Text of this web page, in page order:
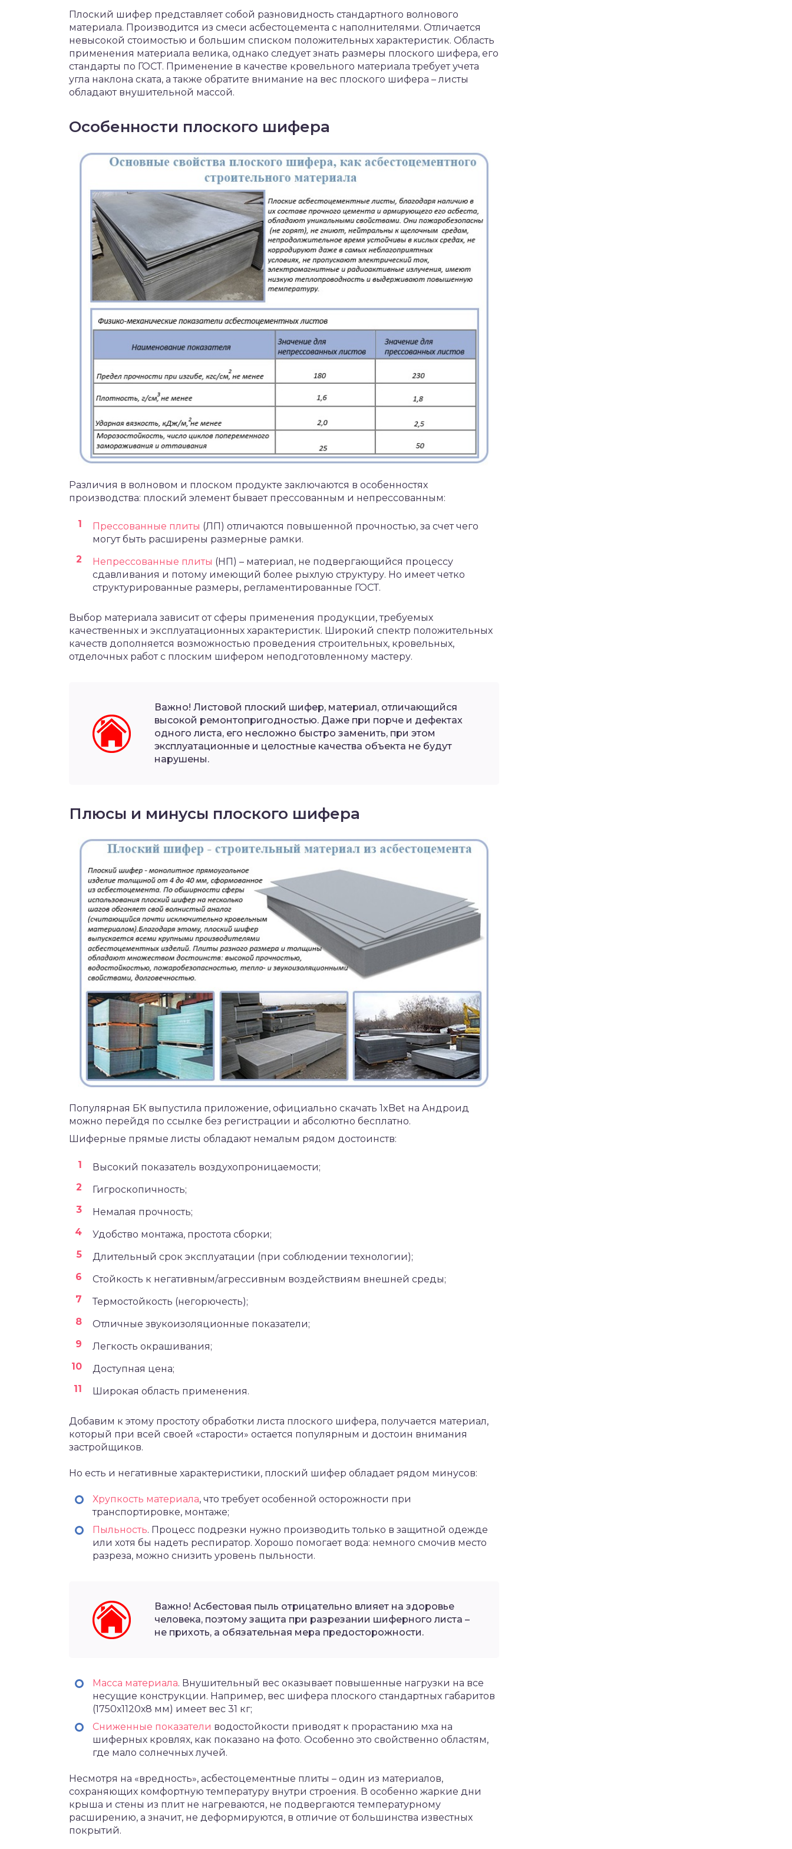
Плоский шифер представляет собой разновидность стандартного волнового
материала. Производится из смеси асбестоцемента с наполнителями. Отличается
невысокой стоимостью и большим списком положительных характеристик. Область
применения материала велика, однако следует знать размеры плоского шифера, его
стандарты по ГОСТ. Применение в качестве кровельного материала требует учета
угла наклона ската, а также обратите внимание на вес плоского шифера – листы
обладают внушительной массой.
Особенности плоского шифера
Различия в волновом и плоском продукте заключаются в особенностях
производства: плоский элемент бывает прессованным и непрессованным:
Прессованные плиты (ЛП) отличаются повышенной прочностью, за счет чего
могут быть расширены размерные рамки.
Непрессованные плиты (НП) – материал, не подвергающийся процессу
сдавливания и потому имеющий более рыхлую структуру. Но имеет четко
структурированные размеры, регламентированные ГОСТ.
Выбор материала зависит от сферы применения продукции, требуемых
качественных и эксплуатационных характеристик. Широкий спектр положительных
качеств дополняется возможностью проведения строительных, кровельных,
отделочных работ с плоским шифером неподготовленному мастеру.
Важно! Листовой плоский шифер, материал, отличающийся
высокой ремонтопригодностью. Даже при порче и дефектах
одного листа, его несложно быстро заменить, при этом
эксплуатационные и целостные качества объекта не будут
нарушены.
Плюсы и минусы плоского шифера
Популярная БК выпустила приложение, официально скачать 1xBet на Андроид
можно перейдя по ссылке без регистрации и абсолютно бесплатно.
Шиферные прямые листы обладают немалым рядом достоинств:
Высокий показатель воздухопроницаемости;
Гигроскопичность;
Немалая прочность;
Удобство монтажа, простота сборки;
Длительный срок эксплуатации (при соблюдении технологии);
Стойкость к негативным/агрессивным воздействиям внешней среды;
Термостойкость (негорючесть);
Отличные звукоизоляционные показатели;
Легкость окрашивания;
Доступная цена;
Широкая область применения.
Добавим к этому простоту обработки листа плоского шифера, получается материал,
который при всей своей «старости» остается популярным и достоин внимания
застройщиков.
Но есть и негативные характеристики, плоский шифер обладает рядом минусов:
Хрупкость материала, что требует особенной осторожности при
транспортировке, монтаже;
Пыльность. Процесс подрезки нужно производить только в защитной одежде
или хотя бы надеть респиратор. Хорошо помогает вода: немного смочив место
разреза, можно снизить уровень пыльности.
Важно! Асбестовая пыль отрицательно влияет на здоровье
человека, поэтому защита при разрезании шиферного листа –
не прихоть, а обязательная мера предосторожности.
Масса материала. Внушительный вес оказывает повышенные нагрузки на все
несущие конструкции. Например, вес шифера плоского стандартных габаритов
(1750х1120х8 мм) имеет вес 31 кг;
Сниженные показатели водостойкости приводят к прорастанию мха на
шиферных кровлях, как показано на фото. Особенно это свойственно областям,
где мало солнечных лучей.
Несмотря на «вредность», асбестоцементные плиты – один из материалов,
сохраняющих комфортную температуру внутри строения. В особенно жаркие дни
крыша и стены из плит не нагреваются, не подвергаются температурному
расширению, а значит, не деформируются, в отличие от большинства известных
покрытий.
крыши и кровли